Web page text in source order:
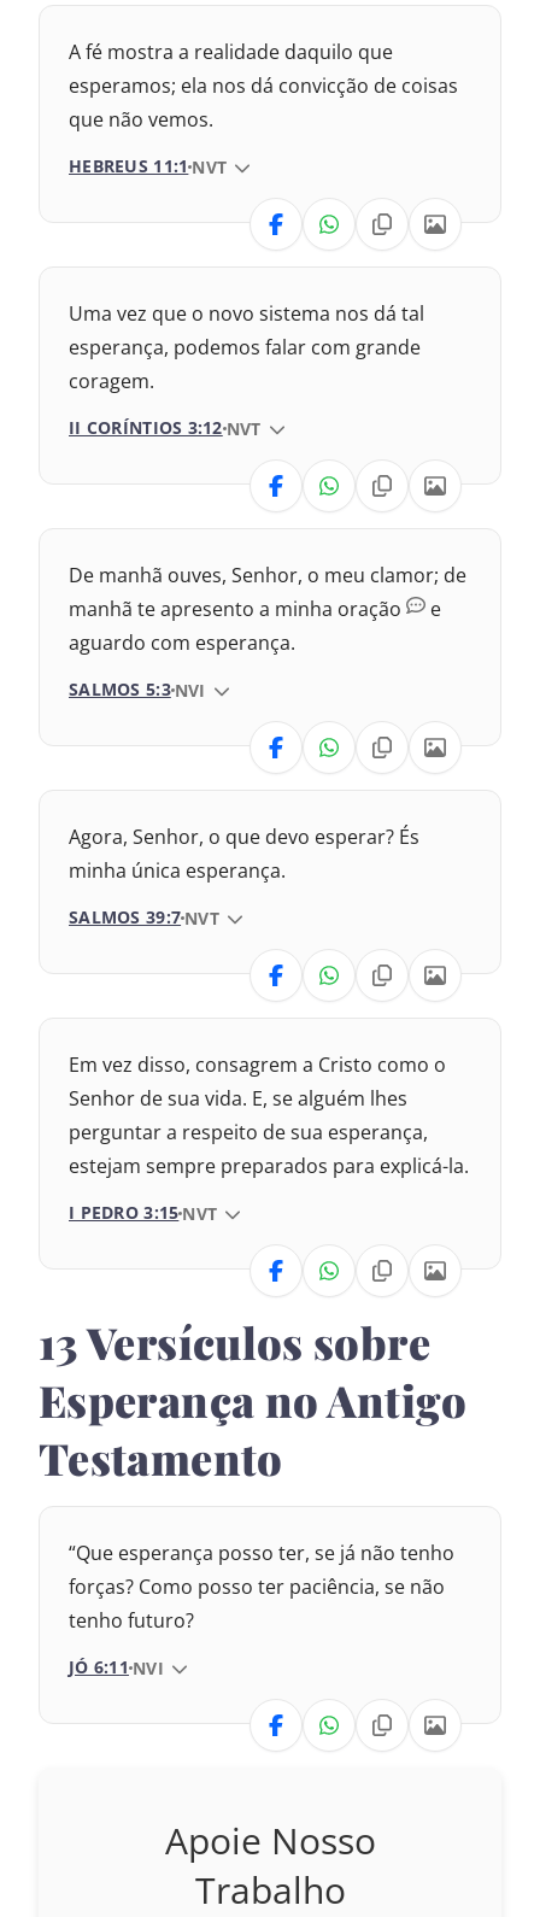
2017 – Nova Almeida Atualizada
2009 – Almeida Revisada e Corrigida
1969 – Almeida Revisada e Corrigida
1993 – Almeida Revisada e Atualizada
A fé mostra a realidade daquilo que
esperamos; ela nos dá convicção de coisas
que não vemos.
HEBREUS 11:1 VERSÃO DA BÍBLIA
NVT
VERSÃO
2017 – Nova Almeida Atualizada
2009 – Almeida Revisada e Corrigida
1969 – Almeida Revisada e Corrigida
1993 – Almeida Revisada e Atualizada
Uma vez que o novo sistema nos dá tal
esperança, podemos falar com grande
coragem.
II CORÍNTIOS 3:12 VERSÃO DA BÍBLIA
NVT
VERSÃO
2017 – Nova Almeida Atualizada
2009 – Almeida Revisada e Corrigida
1969 – Almeida Revisada e Corrigida
1993 – Almeida Revisada e Atualizada
De manhã ouves, Senhor, o meu clamor; de
manhã te apresento a minha oração
e
aguardo com esperança.
SALMOS 5:3 VERSÃO DA BÍBLIA
NVI
VERSÃO
2017 – Nova Almeida Atualizada
2009 – Almeida Revisada e Corrigida
1969 – Almeida Revisada e Corrigida
Agora, Senhor, o que devo esperar? És
minha única esperança.
SALMOS 39:7 VERSÃO DA BÍBLIA
NVT
VERSÃO
2017 – Nova Almeida Atualizada
2009 – Almeida Revisada e Corrigida
1969 – Almeida Revisada e Corrigida
1993 – Almeida Revisada e Atualizada
Em vez disso, consagrem a Cristo como o
Senhor de sua vida. E, se alguém lhes
perguntar a respeito de sua esperança,
estejam sempre preparados para explicá-la.
I PEDRO 3:15 VERSÃO DA BÍBLIA
NVT
VERSÃO
Nova Versão Internacional
2017 – Nova Almeida Atualizada
2009 – Almeida Revisada e Corrigida
1969 – Almeida Revisada e Corrigida
1993 – Almeida Revisada e Atualizada
13 Versículos sobre
Esperança no Antigo
Testamento
“Que esperança posso ter, se já não tenho
forças? Como posso ter paciência, se não
tenho futuro?
JÓ 6:11 VERSÃO DA BÍBLIA
NVI
VERSÃO
– Nova Almeida Atualizada
– Almeida Revisada e Corrigida
Apoie Nosso
Trabalho